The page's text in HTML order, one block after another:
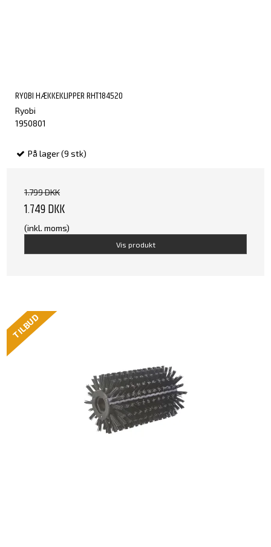
RYOBI HÆKKEKLIPPER RHT184520
Ryobi
1950801
På lager (9 stk)
1.799 DKK
1.749 DKK
(inkl. moms)
Vis produkt
TILBUD